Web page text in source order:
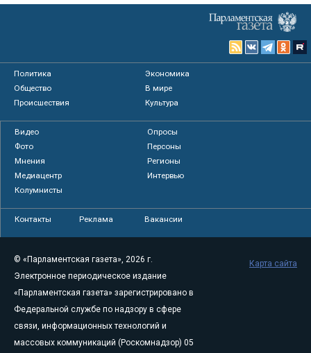
Политика
Экономика
Общество
В мире
Происшествия
Культура
Видео
Опросы
Фото
Персоны
Мнения
Регионы
Медиацентр
Интервью
Колумнисты
Контакты Реклама Вакансии
© «Парламентская газета», 2026 г.
Электронное периодическое издание
«Парламентская газета» зарегистрировано в
Федеральной службе по надзору в сфере
связи, информационных технологий и
массовых коммуникаций (Роскомнадзор) 05
Карта сайта